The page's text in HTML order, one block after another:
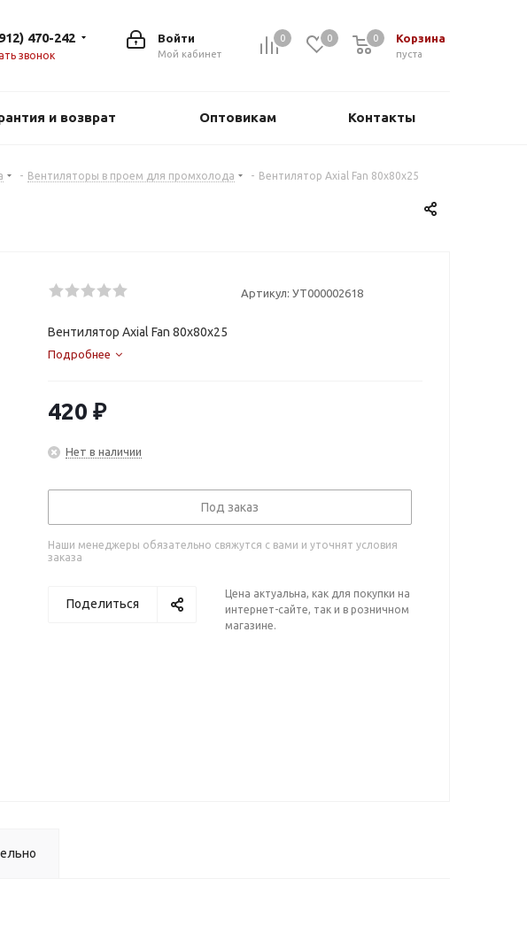
0 0 Корзина
0
пуста
0
Войти
Мой кабинет
470-242
звонок
и возврат Оптовикам Контакты
- Вентиляторы в проем для промхолода - Вентилятор Axial Fan 80х80х25
Артикул: УТ000002618
Вентилятор Axial Fan 80х80х25
Подробнее
420 ₽
Нет в наличии
Под заказ
Наши менеджеры обязательно свяжутся с вами и уточнят условия
заказа
Поделиться
Цена актуальна, как для покупки на
интернет-сайте, так и в розничном
магазине.